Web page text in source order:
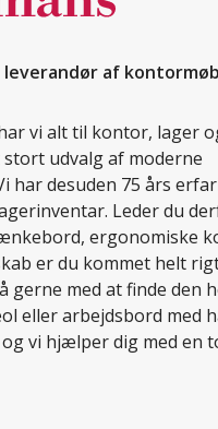
leverandør af
vi alt til kontor, lager
udvalg af moderne
har desuden 75 års
Leder du
ergonomiske
er du kommet helt
gerne med at finde den
eller arbejdsbord med
vi hjælper dig med en